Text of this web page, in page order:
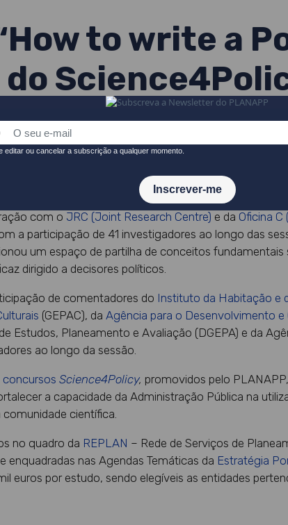
to write a
organizou mais duas edições do
“How
vencedores do concurso Science4Policy2025 (S4P-
com o JRC (Joint Research Centre) e da Oficina C
a participação de 41 investigadores ao longo das
um espaço de partilha de conceitos
dirigido a decisores políticos.
de comentadores do Instituto da Habitação e
(GEPAC), da Agência para o Desenvolvimento e
Estudos, Planeamento e Avaliação (DGEPA) e da
ao longo da sessão.
concursos Science4Policy, promovidos pelo
a capacidade da Administração Pública na
científica.
no quadro da REPLAN – Rede de Serviços de
enquadradas nas Agendas Temáticas da Estratégia
euros por estudo, sendo elegíveis as entidades